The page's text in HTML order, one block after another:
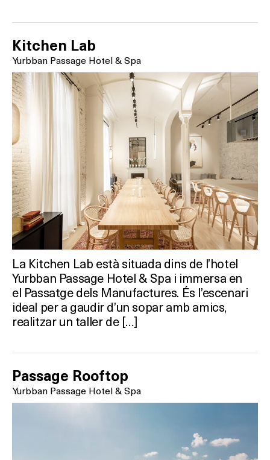
Kitchen Lab
Yurbban Passage Hotel & Spa
La Kitchen Lab està situada dins de l’hotel
Yurbban Passage Hotel & Spa i immersa en
el Passatge dels Manufactures. És l’escenari
ideal per a gaudir d’un sopar amb amics,
realitzar un taller de […]
Passage Rooftop
Yurbban Passage Hotel & Spa